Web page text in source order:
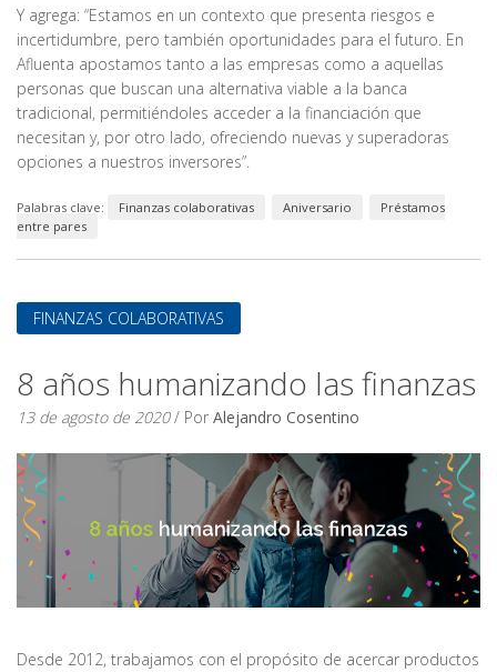
Y agrega: “Estamos en un contexto que presenta riesgos e
incertidumbre, pero también oportunidades para el futuro. En
Afluenta apostamos tanto a las empresas como a aquellas
personas que buscan una alternativa viable a la banca
tradicional, permitiéndoles acceder a la financiación que
necesitan y, por otro lado, ofreciendo nuevas y superadoras
opciones a nuestros inversores”.
Palabras clave: Finanzas colaborativas Aniversario
Préstamos
entre pares
FINANZAS COLABORATIVAS
8 años humanizando las finanzas
13 de agosto de 2020/ Por Alejandro Cosentino
Desde 2012, trabajamos con el propósito de acercar productos